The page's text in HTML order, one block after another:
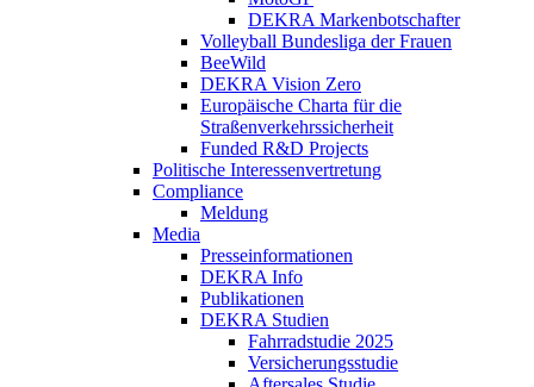
DEKRA Markenbotschafter
Volleyball Bundesliga der Frauen
BeeWild
DEKRA Vision Zero
Europäische Charta für die
Straßenverkehrssicherheit
Funded R&D Projects
Politische Interessenvertretung
Compliance
Meldung
Media
Presseinformationen
DEKRA Info
Publikationen
DEKRA Studien
Fahrradstudie 2025
Versicherungsstudie